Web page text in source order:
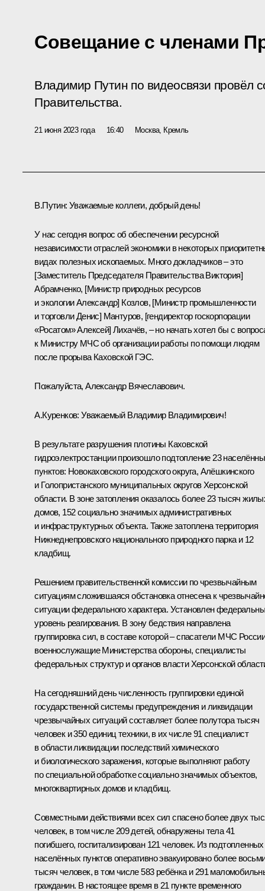
Совещание с членами
Владимир Путин по видеосвязи провёл
Правительства.
21 июня 2023 года 16:40 Москва, Кремль
В.Путин: Уважаемые коллеги, добрый день!
У нас сегодня вопрос об обеспечении ресурсной
независимости отраслей экономики в некоторых
видах полезных ископаемых. Много докладчиков – это
[Заместитель Председателя Правительства Виктория]
Абрамченко, [Министр природных ресурсов
и экологии Александр] Козлов, [Министр промышленности
и торговли Денис] Мантуров, [гендиректор госкорпорации
«Росатом» Алексей] Лихачёв, ‒ но начать хотел бы с
к Министру МЧС об организации работы по помощи людям
после прорыва Каховской ГЭС.
Пожалуйста, Александр Вячеславович.
А.Куренков:Уважаемый Владимир Владимирович!
В результате разрушения плотины Каховской
гидроэлектростанции произошло подтопление 23
пунктов: Новокаховского городского округа, Алёшкинского
и Голопристанского муниципальных округов Херсонской
области. В зоне затопления оказалось более 23 тысяч
домов, 152 социально значимых административных
и инфраструктурных объекта. Также затоплена территория
Нижнеднепровского национального природного парка и 12
кладбищ.
Решением правительственной комиссии по чрезвычайным
ситуациям сложившаяся обстановка отнесена к
ситуации федерального характера. Установлен
уровень реагирования. В зону бедствия направлена
группировка сил, в составе которой – спасатели МЧС
военнослужащие Министерства обороны, специалисты
федеральных структур и органов власти Херсонской
На сегодняшний день численность группировки единой
государственной системы предупреждения и ликвидации
чрезвычайных ситуаций составляет более полутора тысяч
человек и 350 единиц техники, в их числе 91 специалист
в области ликвидации последствий химического
и биологического заражения, которые выполняют работу
по специальной обработке социально значимых объектов,
многоквартирных домов и кладбищ.
Совместными действиями всех сил спасено более двух
человек, в том числе 209 детей, обнаружены тела 41
погибшего, госпитализирован 121 человек. Из подтопленных
населённых пунктов оперативно эвакуировано более
тысяч человек, в том числе 583 ребёнка и 291
гражданин. В настоящее время в 21 пункте временного